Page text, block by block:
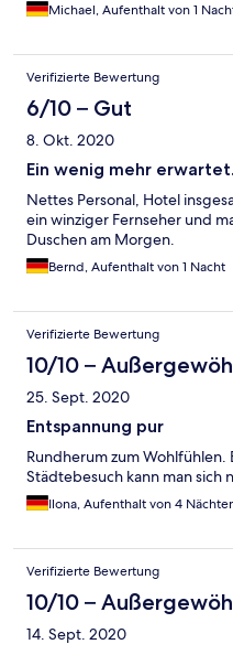
Michael, Aufenthalt von 1
Verifizierte Bewertung
6/10 – Gut
8. Okt. 2020
Ein wenig mehr
Nettes Personal, Hotel
ein winziger Fernseher und
Duschen am Morgen.
Bernd, Aufenthalt von 1 Nacht
Verifizierte Bewertung
10/10 –
25. Sept. 2020
Entspannung pur
Rundherum zum Wohlfühlen.
Städtebesuch kann man sich
Ilona, Aufenthalt von 4
Verifizierte Bewertung
10/10 –
14. Sept. 2020